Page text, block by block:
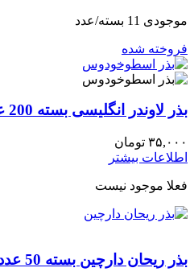
موجودی 11 بسته/عدد
فروخته شده
بذر لاوندر انگلیسی بسته 200 عددی
۳۵,۰۰۰ تومان
اطلاعات بیشتر
فعلا موجود نیست
بذر ریحان دارچین بسته 50 عددی